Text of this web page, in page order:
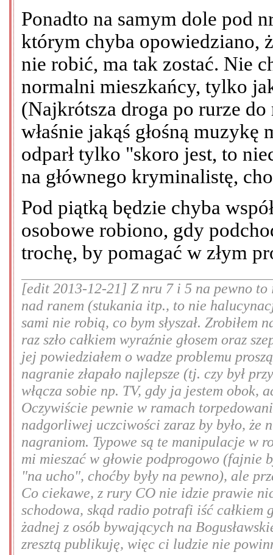
Ponadto na samym dole pod
którym chyba opowiedziano,
nie robić, ma tak zostać. Nie
normalni mieszkańcy, tylko
(Najkrótsza droga po rurze
właśnie jakąś głośną muzykę
odparł tylko "skoro jest, to
na głównego kryminalistę,
Pod piątką będzie chyba
osobowe robiono, gdy
trochę, by pomagać w złym
[edit 2013-12-21] Z nru 7 i 5 na pewno
nad ranem (stukania itp., to nie
sami nie robią, co bym słyszał.
raz szło całkiem wyraźnie głosem oraz
jej powiedziałem o wadze problemu
nagranie złapało najlepsze (tj. czy był
włącza sobie np. TV, gdy ja jestem obok,
Oczywiście pewnie w ramach
nadgorliwej uczciwości zaraz by było,
nagraniom. Typowe są te manipulacje w
mi mieszać w głowie podprogowo (fajnie
"na ucho", choćby były na pewno), ale
Co ciekawe, z rury CO nie idzie prawie
schodowa, skąd radio potrafi iść całkiem
żadnej z osób bywających na
zresztą publikuję, więc ci ludzie nie